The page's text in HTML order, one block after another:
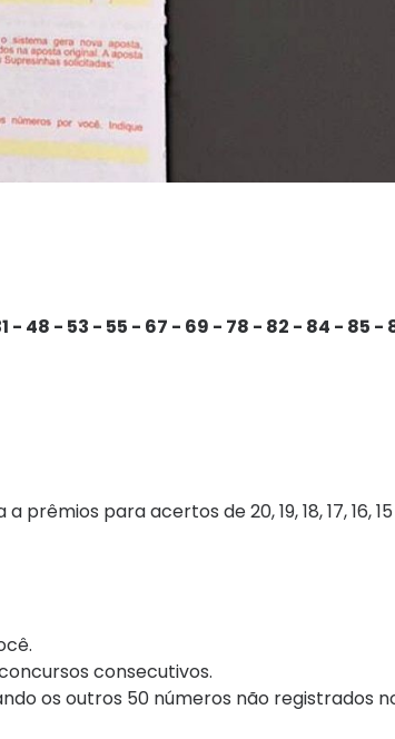
- 48 - 53 - 55 - 67 - 69 - 78 - 82 - 84 - 85 -
para acertos de 20, 19, 18, 17, 16,
consecutivos.
os outros 50 números não registrados